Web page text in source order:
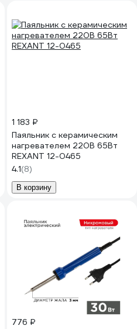
1 183 ₽
Паяльник с керамическим
нагревателем 220В 65Вт
REXANT 12-0465
4.1(8)
В корзину
776 ₽